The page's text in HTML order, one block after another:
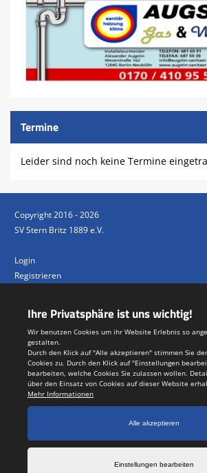
Termine
Leider sind noch keine Termine
Copyright 2016 - 2026
SV Stern Britz 1889 e.V.
Login
Registrieren
Datenschutzerklärung
Teamsports 2
Dein Sportverein online